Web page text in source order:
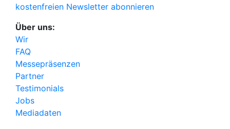
kostenfreien Newsletter abonnieren
Über uns:
Wir
FAQ
Messepräsenzen
Partner
Testimonials
Jobs
Mediadaten